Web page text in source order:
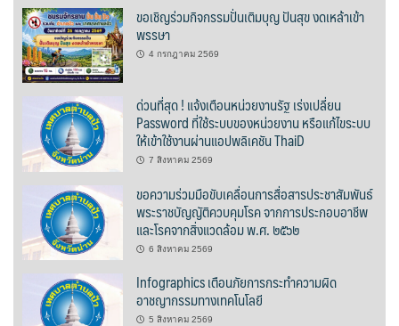
นครน่านอพาร์ทเม้น
นะลาวิวรีสอร์ท
นาต้นบัวโฮมสเตย์
น่านปัว รีสอร์ท
นาเหล่า เก๊าสลี โฮมสเตย์
นาไผ่ปัววิว
บวกบัววิวรีสอร์ท
บ้านกังหัน @ ปัวคอทเทจ
ขอเชิญร่วมกิจกรรมปั่นเติมบุญ ปันสุข งดเหล้าเข้า
พรรษา
4 กรกฎาคม 2569
ด่วนที่สุด ! แจ้งเตือนหน่วยงานรัฐ เร่งเปลี่ยน
Password ที่ใช้ระบบของหน่วยงาน หรือแก้ไขระบบ
ให้เข้าใช้งานผ่านแอปพลิเคชัน ThaiD
7 สิงหาคม 2569
ขอความร่วมมือขับเคลื่อนการสื่อสารประชาสัมพันธ์
พระราชบัญญัติควบคุมโรค จากการประกอบอาชีพ
และโรคจากสิ่งแวดล้อม พ.ศ. ๒๕๖๒
6 สิงหาคม 2569
Infographics เตือนภัยการกระทำความผิด
อาชญากรรมทางเทคโนโลยี
5 สิงหาคม 2569